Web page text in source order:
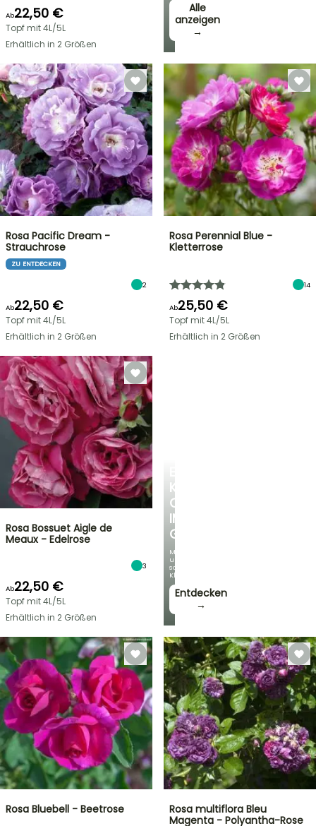
KÜHLE
OASE
IM
GARTEN
Mit
unseren
schönsten
Kletterpflanzen!
Entdecken
→
Alle
anzeigen
→
Ab22,50 €
Topf mit 4L/5L
Erhältlich in 2 Größen
Rosa Pacific Dream -
Strauchrose
ZU ENTDECKEN
2
Ab22,50 €
Topf mit 4L/5L
Erhältlich in 2 Größen
Rosa Perennial Blue -
Kletterrose
14
Ab25,50 €
Topf mit 4L/5L
Erhältlich in 2 Größen
Rosa Bossuet Aigle de
Meaux - Edelrose
3
Ab22,50 €
Topf mit 4L/5L
Erhältlich in 2 Größen
Rosa Bluebell - Beetrose
Rosa multiflora Bleu
Magenta - Polyantha-Rose